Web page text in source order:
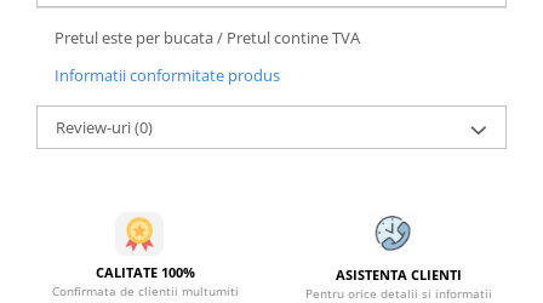
Pretul este per bucata / Pretul contine TVA
Informatii conformitate produs
Review-uri(0)
CALITATE 100%
Confirmata de clientii multumiti
ASISTENTA CLIENTI
Pentru orice detalii si informatii